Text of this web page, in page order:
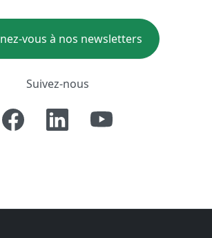
vous à nos newsletters
Suivez-nous